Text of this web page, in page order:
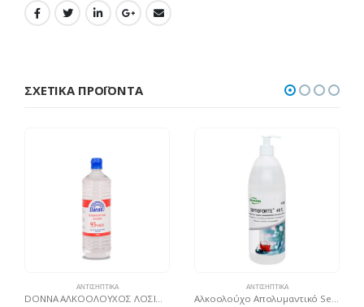
ΣΧΕΤΙΚΆ ΠΡΟΪΌΝΤΑ
ΑΝΤΙΣΗΠΤΙΚΆ
DONNA ΑΛΚΟΟΛΟΥΧΟΣ ΛΟΣΙΟΝ 430ml 93ο
ΑΝΤΙΣΗΠΤΙΚΆ
Αλκοολούχο Aπολυμαντικό Septoforte Hand 40s 1Lt. με Αντλία